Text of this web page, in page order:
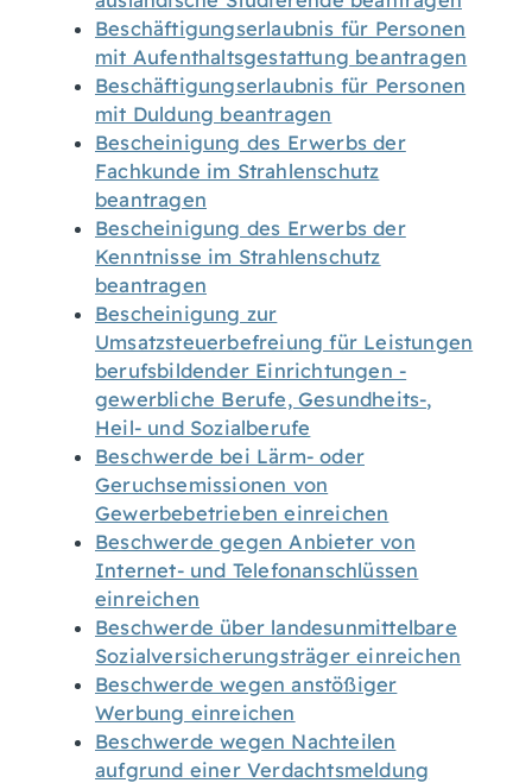
Beschäftigungserlaubnis für Personen
mit Aufenthaltsgestattung beantragen
Beschäftigungserlaubnis für Personen
mit Duldung beantragen
Bescheinigung des Erwerbs der
Fachkunde im Strahlenschutz
beantragen
Bescheinigung des Erwerbs der
Kenntnisse im Strahlenschutz
beantragen
Bescheinigung zur
Umsatzsteuerbefreiung für Leistungen
berufsbildender Einrichtungen -
gewerbliche Berufe, Gesundheits-,
Heil- und Sozialberufe
Beschwerde bei Lärm- oder
Geruchsemissionen von
Gewerbebetrieben einreichen
Beschwerde gegen Anbieter von
Internet- und Telefonanschlüssen
einreichen
Beschwerde über landesunmittelbare
Sozialversicherungsträger einreichen
Beschwerde wegen anstößiger
Werbung einreichen
Beschwerde wegen Nachteilen
aufgrund einer Verdachtsmeldung